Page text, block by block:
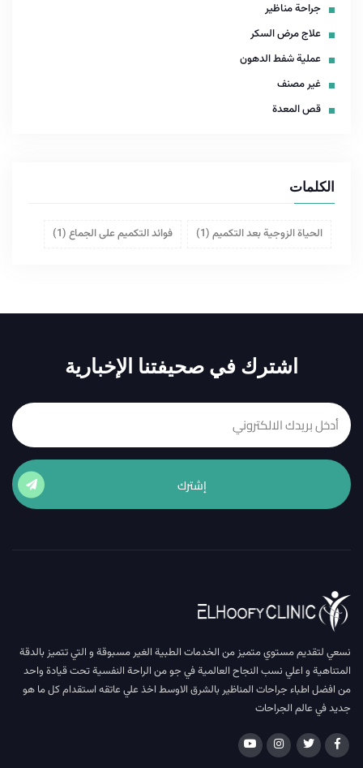
جراحة مناظير
علاج مرض السكر
عملية شفط الدهون
غير مصنف
قص المعدة
الكلمات
الحياة الزوجية بعد التكميم (1) فوائد التكميم على الجماع (1)
اشترك في صحيفتنا الإخبارية
إشترك
نسعي لتقديم مستوي متميز من الخدمات الطبية الغير مسبوقة و التي تتميز بالدقة
المتناهية و اعلي نسب النجاح العالمية في جو من الراحة النفسية تحت قيادة واحد
من افضل اطباء جراحات المناظير بالشرق الاوسط اخذ علي عاتقه استقدام كل ما هو
جديد في عالم الجراحات